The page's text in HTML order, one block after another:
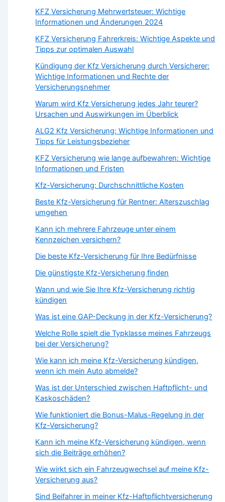
KFZ Versicherung Mehrwertsteuer: Wichtige
Informationen und Änderungen 2024
KFZ Versicherung Fahrerkreis: Wichtige Aspekte und
Tipps zur optimalen Auswahl
Kündigung der Kfz Versicherung durch Versicherer:
Wichtige Informationen und Rechte der
Versicherungsnehmer
Warum wird Kfz Versicherung jedes Jahr teurer?
Ursachen und Auswirkungen im Überblick
ALG2 Kfz Versicherung: Wichtige Informationen und
Tipps für Leistungsbezieher
KFZ Versicherung wie lange aufbewahren: Wichtige
Informationen und Fristen
Kfz-Versicherung: Durchschnittliche Kosten
Beste Kfz-Versicherung für Rentner: Alterszuschlag
umgehen
Kann ich mehrere Fahrzeuge unter einem
Kennzeichen versichern?
Die beste Kfz-Versicherung für Ihre Bedürfnisse
Die günstigste Kfz-Versicherung finden
Wann und wie Sie Ihre Kfz-Versicherung richtig
kündigen
Was ist eine GAP-Deckung in der Kfz-Versicherung?
Welche Rolle spielt die Typklasse meines Fahrzeugs
bei der Versicherung?
Wie kann ich meine Kfz-Versicherung kündigen,
wenn ich mein Auto abmelde?
Was ist der Unterschied zwischen Haftpflicht- und
Kaskoschäden?
Wie funktioniert die Bonus-Malus-Regelung in der
Kfz-Versicherung?
Kann ich meine Kfz-Versicherung kündigen, wenn
sich die Beiträge erhöhen?
Wie wirkt sich ein Fahrzeugwechsel auf meine Kfz-
Versicherung aus?
Sind Beifahrer in meiner Kfz-Haftpflichtversicherung